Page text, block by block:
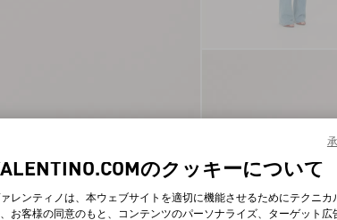
のクッキーについて
レンティノは、本ウェブサイトを適切に機能させるためにテクニカ
お客様の同意のもと、コンテンツのパーソナライズ、ターゲット広